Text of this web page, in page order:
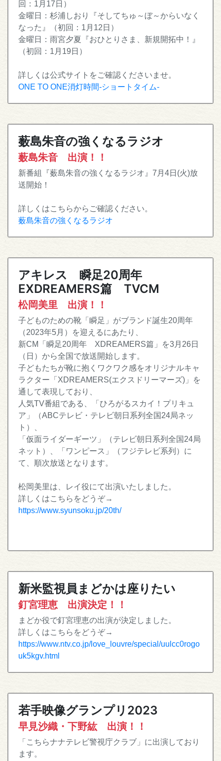
回：1月17日）
金曜日：杉浦しおり『そしてちゅ～ぼ～からいなく
なった』（初回：1月12日）
金曜日：雨宮夕夏『おひとりさま、新規開拓中！』
（初回：1月19日）
詳しくは公式サイトをご確認くださいませ。
ONE TO ONE消灯時間-ショートタイム-
薮島朱音の強くなるラジオ
薮島朱音 出演！！
新番組『薮島朱音の強くなるラジオ』7月4日(火)放
送開始！
詳しくはこちらからご確認ください。
薮島朱音の強くなるラジオ
アキレス 瞬足20周年
EXDREAMERS篇 TVCM
松岡美里 出演！！
子どものための靴「瞬足」がブランド誕生20周年
（2023年5月）を迎えるにあたり、
新CM「瞬足20周年 XDREAMERS篇」を3月26日
（日）から全国で放送開始します。
子どもたちが靴に抱くワクワク感をオリジナルキャ
ラクター「XDREAMERS(エクスドリーマーズ)」を
通して表現しており、
人気TV番組である、「ひろがるスカイ！プリキュ
ア」（ABCテレビ・テレビ朝日系列全国24局ネッ
ト）、
「仮面ライダーギーツ」（テレビ朝日系列全国24局
ネット）、「ワンピース」（フジテレビ系列）に
て、順次放送となります。
松岡美里は、レイ役にて出演いたしました。
詳しくはこちらをどうぞ→
https://www.syunsoku.jp/20th/
新米監視員まどかは座りたい
釘宮理恵 出演決定！！
まどか役で釘宮理恵の出演が決定しました。
詳しくはこちらをどうぞ→
https://www.ntv.co.jp/love_louvre/special/uulcc0rogo
uk5kgv.html
若手映像グランプリ2023
早見沙織・下野紘 出演！！
「こちらナナテレビ警視庁クラブ」に出演しており
ます。